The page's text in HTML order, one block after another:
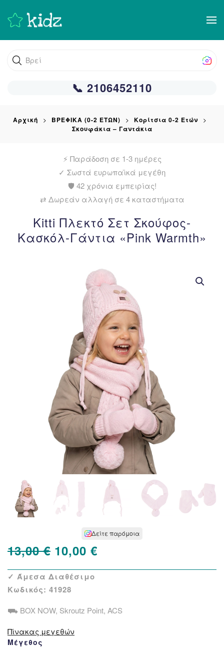
Skip
to
content
Βρείτε αυτ
📞 2106452110
Αρχική ΒΡΕΦΙΚΑ (0-2 ΕΤΩΝ)
Κορίτσια 0-2 Ετών
Σκουφάκια – Γαντάκια
⚡ Παράδοση σε 1-3 ημέρες
✓ Σωστά ευρωπαϊκά μεγέθη
🛡️ 42 χρόνια εμπειρίας!
⇄ Δωρεάν αλλαγή σε 4 καταστήματα
Kitti Πλεκτό Σετ Σκούφος-
Κασκόλ-Γάντια «Pink Warmth»
Δείτε παρόμοια
13,00€ Original
price
was:
10,00 €
τρέχουσα
10,00 €.
✓ Άμεσα Διαθέσιμο
Κωδικός: 41928
⛟ BOX NOW, Skroutz Point, ACS
Πίνακας μεγεθών
Μέγεθος